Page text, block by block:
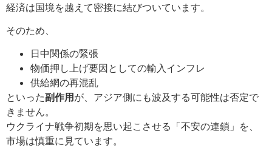
経済は国境を越えて密接に結びついています。
そのため、
日中関係の緊張
物価押し上げ要因としての輸入インフレ
供給網の再混乱
といった副作用 が、アジア側にも波及する可能性は否定で
きません。
ウクライナ戦争初期を思い起こさせる「不安の連鎖」を、
市場は慎重に見ています。